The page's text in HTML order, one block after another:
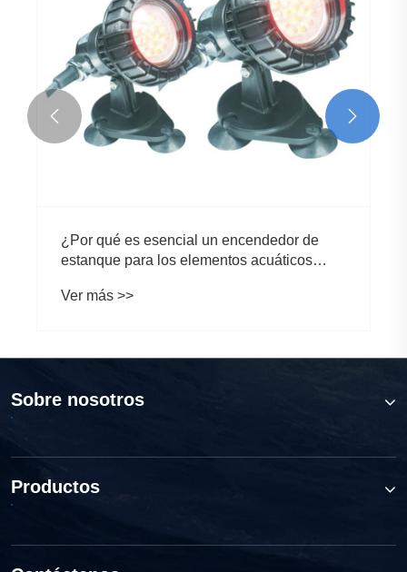
¿Por qué es esencial un encendedor de
estanque para los elementos acuáticos
Ver más >>
 
Sobre nosotros
Productos